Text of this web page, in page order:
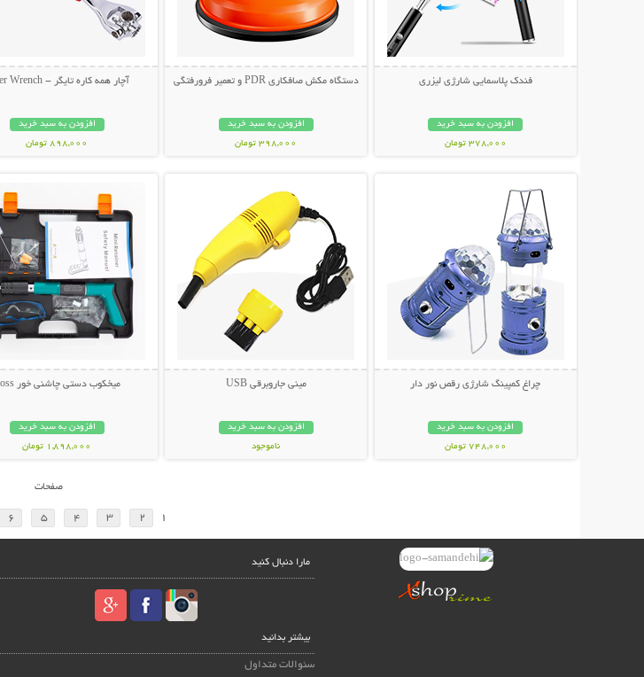
فندک پلاسمایی شارژی لیزری
افزودن به سبد خرید
378,000 تومان
دستگاه مکش صافکاری PDR و تعمیر فرورفتگی
افزودن به سبد خرید
398,000 تومان
آچار همه کاره تایگر - Tiger Wrench
افزودن به سبد خرید
898,000 تومان
چراغ کمپینگ شارژی رقص نور دار
افزودن به سبد خرید
748,000 تومان
مینی جاروبرقی USB
افزودن به سبد خرید
ناموجود
میخکوب دستی چاشنی خور Boss
افزودن به سبد خرید
1,898,000 تومان
صفحات
1
2
3
4
5
6
مارا دنبال کنید
بیشتر بدانید
سئوالات متداول